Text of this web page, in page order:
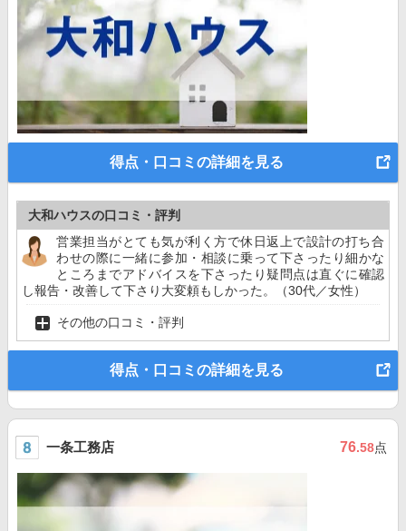
得点・口コミの詳細を見る
大和ハウスの口コミ・評判
営業担当がとても気が利く方で休日返上で設計の打ち合
わせの際に一緒に参加・相談に乗って下さったり細かな
ところまでアドバイスを下さったり疑問点は直ぐに確認
し報告・改善して下さり大変頼もしかった。（30代／女性）
その他の口コミ・評判
得点・口コミの詳細を見る
一条工務店 76.58点